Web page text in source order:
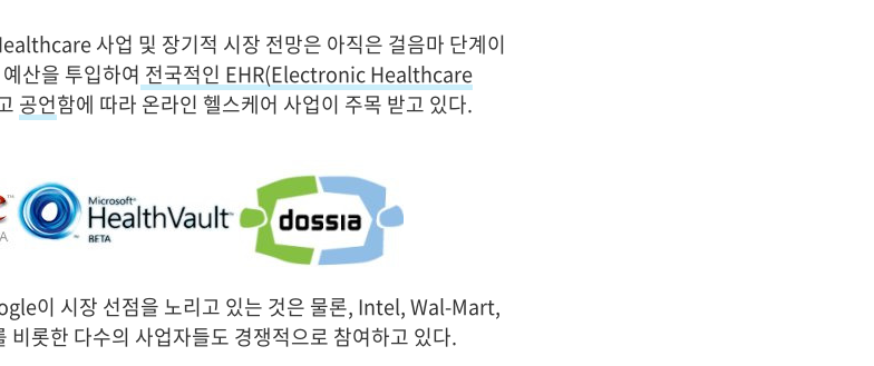
사업 및 장기적 시장 전망은 아직은 걸음마 단계이
산을 투입하여 전국적인 EHR(Electronic Healthcare
공언함에 따라 온라인 헬스케어 사업이 주목 받고 있다.
이 시장 선점을 노리고 있는 것은 물론, Intel, Wal-Mart,
비롯한 다수의 사업자들도 경쟁적으로 참여하고 있다.